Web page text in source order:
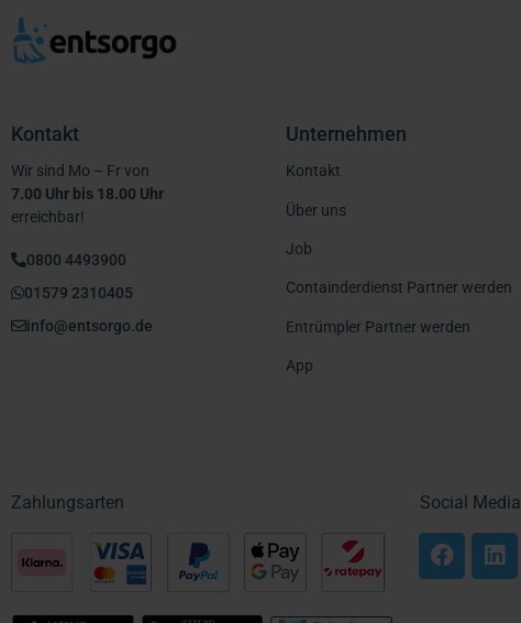
Kontakt
Wir sind Mo – Fr von
7.00 Uhr bis 18.00 Uhr
erreichbar!
0800 4493900
01579 2310405
info@entsorgo.de
Unternehmen
Kontakt
Über uns
Job
Containderdienst Partner werden
Entrümpler Partner werden
App
Zahlungsarten Social Media